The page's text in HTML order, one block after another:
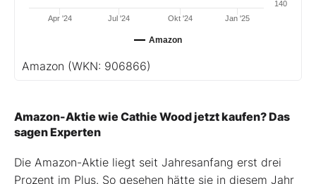
Amazon
Jul '24 Jan '25
Apr '24 Okt '24
140
Amazon (WKN: 906866)
Amazon-Aktie wie Cathie Wood jetzt kaufen? Das
sagen Experten
Die Amazon-Aktie liegt seit Jahresanfang erst drei
Prozent im Plus. So gesehen hätte sie in diesem Jahr